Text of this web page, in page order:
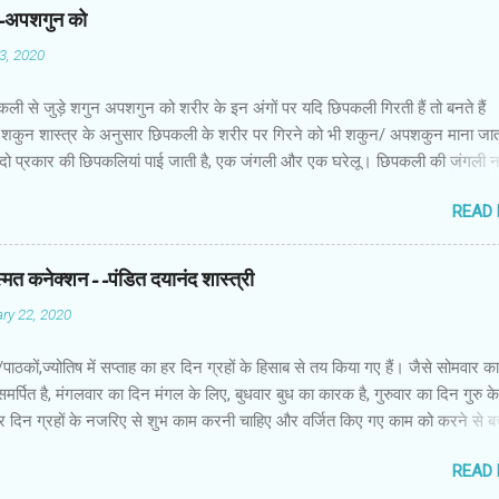
अपशगुन को
2020
से जुड़े शगुन अपशगुन को शरीर के इन अंगों पर यदि छिपकली गिरती हैं तो बनते हैं
शकुन शास्त्र के अनुसार छिपकली के शरीर पर गिरने को भी शकुन/ अपशकुन माना
दो प्रकार की छिपकलियां पाई जाती है, एक जंगली और एक घरेलू। छिपकली की जंगली
के शरीर पर गिरने को भी शकुन/अपशकुन माना जाता है। स्त्री के शरीर के बायें
के दाहिनी तरफ गिरना ठीक होता है। इसी प्रकार छिपकली का नीचे से ऊपर की ओर
है। ऊपर से नीचे की ओर गिरना अच्छा नहीं होता। रविवार या मंगलवार को लाल रंग की
शनिवार को काले रंग की छिपकली से कम हानि होती है। ✍🏻✍🏻🌷🌷👉🏻👉🏻 छिपकली
प्रतीक -- घर में छिपकली देखकर हम उसे भगाने लगते हैं, लेकिन वो कोई ऐसा जीव नहीं है
जीव-जंतुओं और मनुष्य को प्रकृति का एक अहम हिस्स...
READ
कनेक्शन--पंडित दयानंद शास्त्री
22, 2020
पाठकों,ज्योतिष में सप्ताह का हर दिन ग्रहों के हिसाब से तय किया गए हैं। जैसे सोमवार
है, मंगलवार का दिन मंगल के लिए, बुधवार बुध का कारक है, गुरुवार का दिन गुरु
दिन ग्रहों के नजरिए से शुभ काम करनी चाहिए और वर्जित किए गए काम को करने से
आप जानते हैं कि ज्योतिष शास्त्र के हिसाब से हमें किस तरह के साबुन का इस्तेमाल
READ